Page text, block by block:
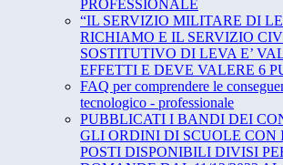
PROFESSIONALE
“IL SERVIZIO MILITARE DI
RICHIAMO E IL SERVIZIO
SOSTITUTIVO DI LEVA E’
EFFETTI E DEVE VALERE 6
FAQ per comprendere le
tecnologico - professionale
PUBBLICATI I BANDI DEI
GLI ORDINI DI SCUOLE CON
POSTI DISPONIBILI DIVISI